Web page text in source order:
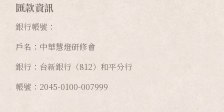
匯款資訊
銀行帳號：
戶名：中華慧燈研修會
銀行：台新銀行（812）和平分行
帳號：2045-0100-007999